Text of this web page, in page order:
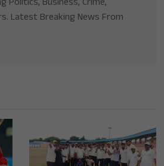
Latest Breaking News From